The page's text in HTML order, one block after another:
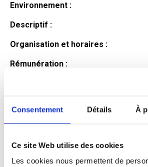
Consentement Détails À
Ce site Web utilise des cookies
Les cookies nous permettent de
Environnement :
Descriptif :
Organisation et horaires :
Rémunération :
Profil du
candidat